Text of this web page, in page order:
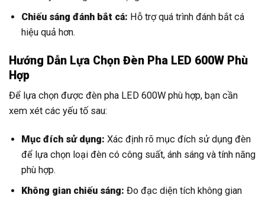
Chiếu sáng đánh bắt cá: Hỗ trợ quá trình đánh bắt cá
hiệu quả hơn.
Hướng Dẫn Lựa Chọn Đèn Pha LED 600W Phù
Hợp
Để lựa chọn được đèn pha LED 600W phù hợp, bạn cần
xem xét các yếu tố sau:
Mục đích sử dụng: Xác định rõ mục đích sử dụng đèn
để lựa chọn loại đèn có công suất, ánh sáng và tính năng
phù hợp.
Không gian chiếu sáng: Đo đạc diện tích không gian